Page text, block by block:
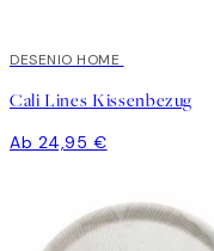
DESENIO HOME
Cali Lines Kissenbezug
Ab 24,95 €